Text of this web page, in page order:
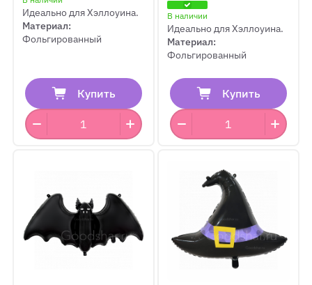
Идеально для Хэллоуина.
Материал:
Фольгированный
Купить
В наличии
Идеально для Хэллоуина.
Материал:
Фольгированный
Купить